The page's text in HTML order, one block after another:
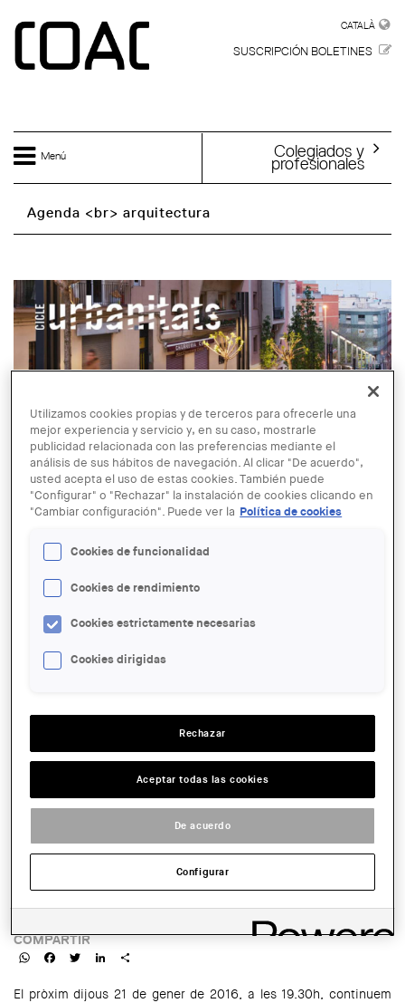
CATALÀ
SUSCRIPCIÓN BOLETINES
Menú Colegiados y
profesionales
Agenda <br> arquitectura
Jordi Bellmunt
21 ENE
Cicle Urbanitats. Conferència de
Jordi Bellmunt
Tarragona
Sala d'Actes COAC Tarragona
HORARIO:
COMPARTIR
WhatsAppFacebookTwitterLinkedIn
El pròxim dijous 21 de gener de 2016, a les 19.30h, continuem
Utilizamos cookies propias y de terceros para ofrecerle una
mejor experiencia y servicio y, en su caso, mostrarle
publicidad relacionada con las preferencias mediante el
análisis de sus hábitos de navegación. Al clicar "De acuerdo",
usted acepta el uso de estas cookies. También puede
"Configurar" o "Rechazar" la instalación de cookies clicando en
"Cambiar configuración". Puede ver la Política de cookies
Cookies de funcionalidad
Cookies de rendimiento
Cookies estrictamente necesarias
Cookies dirigidas
Rechazar
Aceptar todas las cookies
De acuerdo
Configurar